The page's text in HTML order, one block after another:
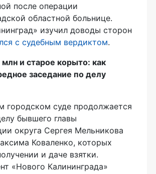
после операции
областной больнице.
изучил доводы сторон
с судебным вердиктом.
млн и старое корыто: как
заседание по делу
городском суде продолжается
бывшего главы
округа Сергея Мельникова
Коваленко, которых
и даче взятки.
«Нового Калининграда»